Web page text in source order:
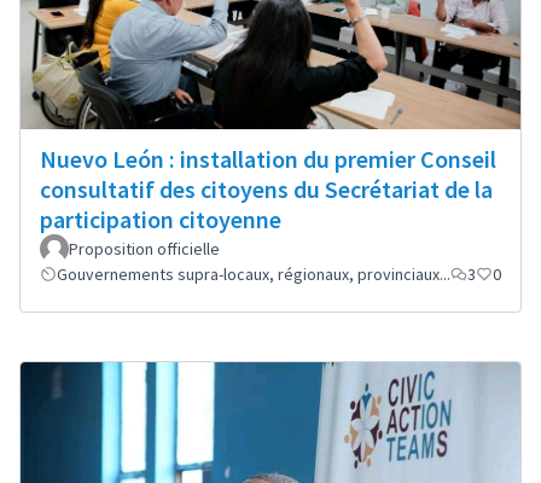
Nuevo León : installation du premier Conseil
consultatif des citoyens du Secrétariat de la
participation citoyenne
Proposition officielle
Gouvernements supra-locaux, régionaux, provinciaux...
3 0